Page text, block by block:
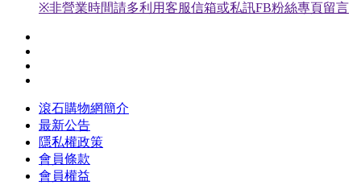
※非營業時間請多利用客服信箱或私訊FB粉絲專頁留言
滾石購物網簡介
最新公告
隱私權政策
會員條款
會員權益